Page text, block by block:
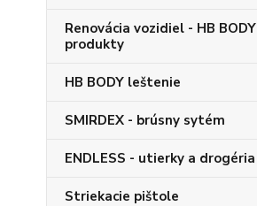
Renovácia vozidiel - HB BODY
produkty
HB BODY leštenie
SMIRDEX - brúsny sytém
ENDLESS - utierky a drogéria
Striekacie pištole